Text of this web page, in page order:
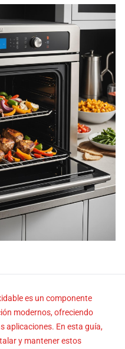
es un componente
modernos, ofreciendo
aplicaciones. En esta guía,
y mantener estos